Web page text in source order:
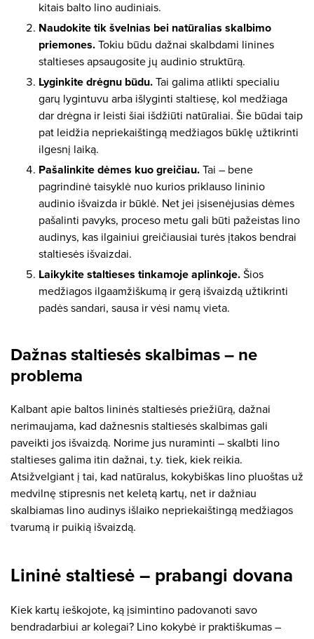
kitais balto lino audiniais.
Naudokite tik švelnias bei natūralias skalbimo
priemones. Tokiu būdu dažnai skalbdami linines
staltieses apsaugosite jų audinio struktūrą.
Lyginkite drėgnu būdu. Tai galima atlikti specialiu
garų lygintuvu arba išlyginti staltiesę, kol medžiaga
dar drėgna ir leisti šiai išdžiūti natūraliai. Šie būdai taip
pat leidžia nepriekaištingą medžiagos būklę užtikrinti
ilgesnį laiką.
Pašalinkite dėmes kuo greičiau. Tai – bene
pagrindinė taisyklė nuo kurios priklauso lininio
audinio išvaizda ir būklė. Net jei įsisenėjusias dėmes
pašalinti pavyks, proceso metu gali būti pažeistas lino
audinys, kas ilgainiui greičiausiai turės įtakos bendrai
staltiesės išvaizdai.
Laikykite staltieses tinkamoje aplinkoje. Šios
medžiagos ilgaamžiškumą ir gerą išvaizdą užtikrinti
padės sandari, sausa ir vėsi namų vieta.
Dažnas staltiesės skalbimas – ne
problema
Kalbant apie baltos lininės staltiesės priežiūrą, dažnai
nerimaujama, kad dažnesnis staltiesės skalbimas gali
paveikti jos išvaizdą. Norime jus nuraminti – skalbti lino
staltieses galima itin dažnai, t.y. tiek, kiek reikia.
Atsižvelgiant į tai, kad natūralus, kokybiškas lino pluoštas už
medvilnę stipresnis net keletą kartų, net ir dažniau
skalbiamas lino audinys išlaiko nepriekaištingą medžiagos
tvarumą ir puikią išvaizdą.
Lininė staltiesė – prabangi dovana
Kiek kartų ieškojote, ką įsimintino padovanoti savo
bendradarbiui ar kolegai? Lino kokybė ir praktiškumas –